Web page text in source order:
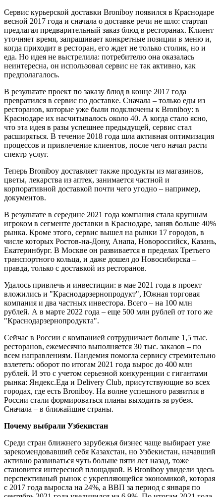
Сервис курьерской доставки Broniboy появился в Краснодаре
весной 2017 года и сначала о доставке речи не шло: стартап
предлагал предварительный заказ блюд в ресторанах. Клиент
уточняет время, запрашивает конкретные позиции в меню и,
когда приходит в ресторан, его ждет не только столик, но и
еда. Но идея не выстрелила: потребителю она оказалась
неинтересна, он использовал сервис не так активно, как
предполагалось.
В результате проект по заказу блюд в конце 2017 года
превратился в сервис по доставке. Сначала – только еды из
ресторанов, которые уже были подключены к Broniboy: в
Краснодаре их насчитывалось около 40. А когда стало ясно,
что эта идея в разы успешнее предыдущей, сервис стал
расширяться. В течение 2018 года шла активная оптимизация
процессов и привлечение клиентов, после чего начал расти
спектр услуг.
Теперь Broniboy доставляет также продукты из магазинов,
цветы, лекарства из аптек, занимается частной и
корпоративной доставкой почти чего угодно – например,
документов.
В результате в середине 2021 года компания стала крупным
игроком в сегменте доставки в Краснодаре, заняв больше 40%
рынка. Кроме этого, сервис вышел на рынки 17 городов, в
числе которых Ростов-на-Дону, Анапа, Новороссийск, Казань,
Екатеринбург. В Москве он развивается в пределах Третьего
транспортного кольца, и даже дошел до Новосибирска –
правда, только с доставкой из ресторанов.
Удалось привлечь и инвестиции: в мае 2021 года в проект
вложились и "Краснодарзернопродукт", Южная торговая
компания и два частных инвестора. Всего – на 100 млн
рублей. А в марте 2022 года – еще 500 млн рублей от того же
"Краснодарзернопродукта".
Сейчас в России с компанией сотрудничает больше 1,5 тыс.
ресторанов, ежемесячно выполняется 30 тыс. заказов – по
всем направлениям. Пандемия помогла сервису стремительно
взлететь: оборот по итогам 2021 года вырос до 400 млн
рублей. И это с учетом серьезной конкуренции с гигантами
рынка: Яндекс.Еда и Delivery Club, присутствующие во всех
городах, где есть Broniboy. На волне успешного развития в
России стали формироваться планы выходить за рубеж.
Сначала – в ближайшие страны.
Почему выбрали Узбекистан
Среди стран ближнего зарубежья бизнес чаще выбирает уже
зарекомендовавший себя Казахстан, но Узбекистан, начавший
активно развиваться чуть больше пяти лет назад, тоже
становится интересной площадкой. В Broniboy увидели здесь
перспективный рынок с укрепляющейся экономикой, которая
с 2017 года выросла на 24%, а ВВП за период с января по